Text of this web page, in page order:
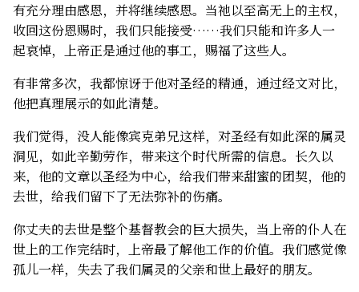
有充分理由感恩，并将继续感恩。当祂以至高无上的主权，
收回这份恩赐时，我们只能接受……我们只能和许多人一
起哀悼，上帝正是通过他的事工，赐福了这些人。
有非常多次，我都惊讶于他对圣经的精通，通过经文对比，
他把真理展示的如此清楚。
我们觉得，没人能像宾克弟兄这样，对圣经有如此深的属灵
洞见，如此辛勤劳作，带来这个时代所需的信息。长久以
来，他的文章以圣经为中心，给我们带来甜蜜的团契，他的
去世，给我们留下了无法弥补的伤痛。
你丈夫的去世是整个基督教会的巨大损失，当上帝的仆人在
世上的工作完结时，上帝最了解他工作的价值。我们感觉像
孤儿一样，失去了我们属灵的父亲和世上最好的朋友。